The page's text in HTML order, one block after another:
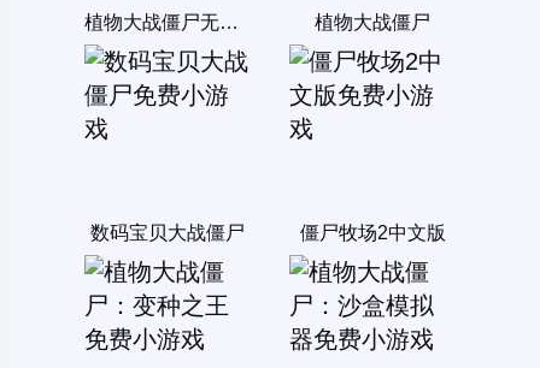
植物大战僵尸无敌版 植物大战僵尸
数码宝贝大战僵尸 僵尸牧场2中文版